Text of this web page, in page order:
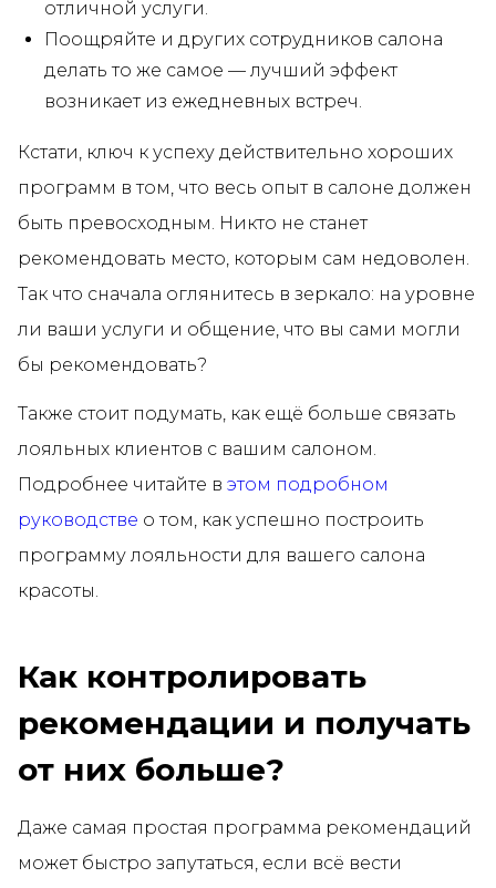
отличной услуги.
Поощряйте и других сотрудников салона
делать то же самое — лучший эффект
возникает из ежедневных встреч.
Кстати, ключ к успеху действительно хороших
программ в том, что весь опыт в салоне должен
быть превосходным. Никто не станет
рекомендовать место, которым сам недоволен.
Так что сначала оглянитесь в зеркало: на уровне
ли ваши услуги и общение, что вы сами могли
бы рекомендовать?
Также стоит подумать, как ещё больше связать
лояльных клиентов с вашим салоном.
Подробнее читайте в этом подробном
руководстве о том, как успешно построить
программу лояльности для вашего салона
красоты.
Как контролировать
рекомендации и получать
от них больше?
Даже самая простая программа рекомендаций
может быстро запутаться, если всё вести